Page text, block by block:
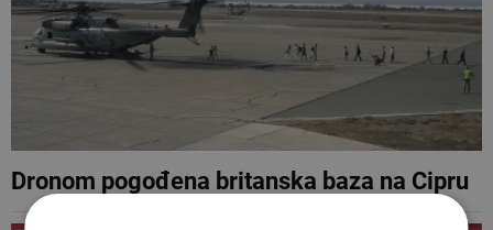
Dronom pogođena britanska baza na Cipru